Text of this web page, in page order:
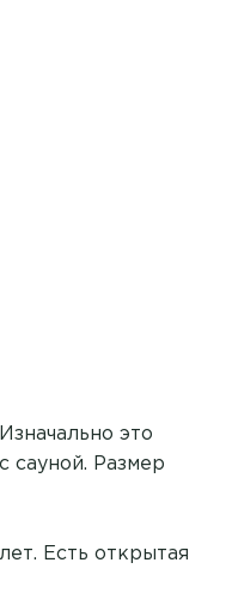
это
сауной. Размер
Есть открытая